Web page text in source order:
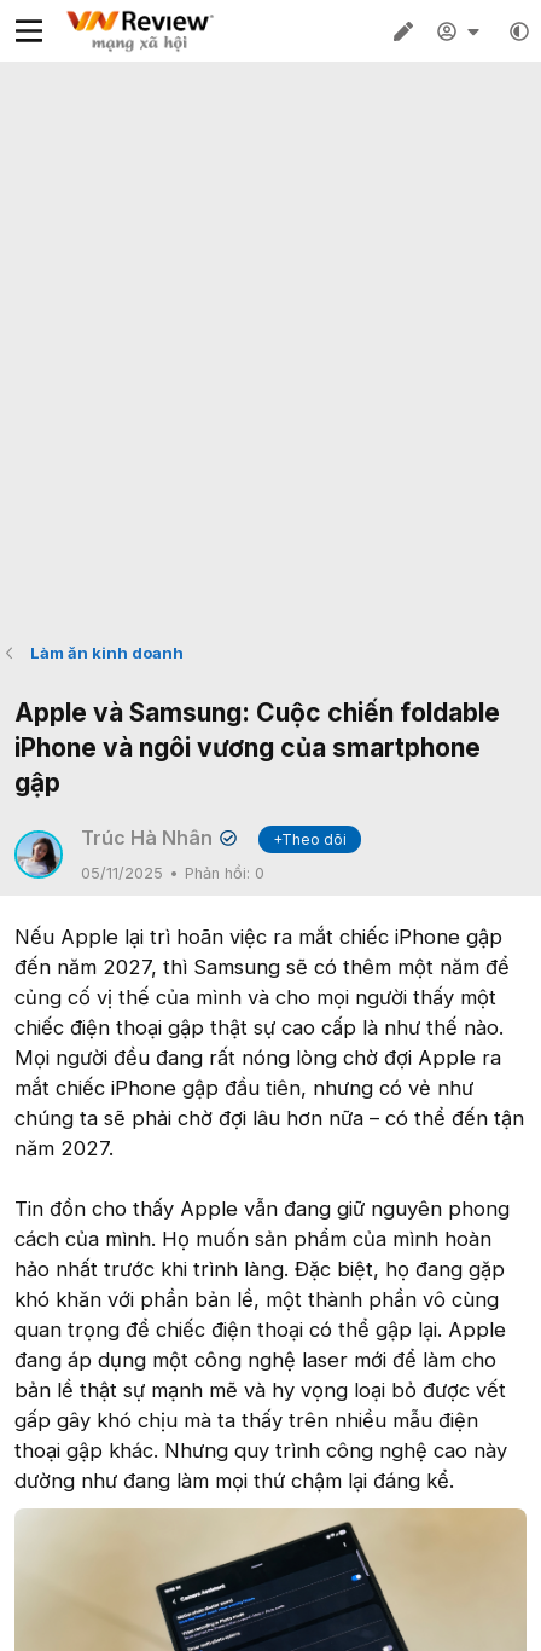
Làm ăn kinh doanh
Apple và Samsung: Cuộc chiến foldable
iPhone và ngôi vương của smartphone
gập
Trúc Hà Nhân ✔
+Theo dõi
05/11/2025
Phản hồi: 0
Nếu Apple lại trì hoãn việc ra mắt chiếc iPhone gập
đến năm 2027, thì Samsung sẽ có thêm một năm để
củng cố vị thế của mình và cho mọi người thấy một
chiếc điện thoại gập thật sự cao cấp là như thế nào.
Mọi người đều đang rất nóng lòng chờ đợi Apple ra
mắt chiếc iPhone gập đầu tiên, nhưng có vẻ như
chúng ta sẽ phải chờ đợi lâu hơn nữa – có thể đến tận
năm 2027.
Tin đồn cho thấy Apple vẫn đang giữ nguyên phong
cách của mình. Họ muốn sản phẩm của mình hoàn
hảo nhất trước khi trình làng. Đặc biệt, họ đang gặp
khó khăn với phần bản lề, một thành phần vô cùng
quan trọng để chiếc điện thoại có thể gập lại. Apple
đang áp dụng một công nghệ laser mới để làm cho
bản lề thật sự mạnh mẽ và hy vọng loại bỏ được vết
gấp gây khó chịu mà ta thấy trên nhiều mẫu điện
thoại gập khác. Nhưng quy trình công nghệ cao này
dường như đang làm mọi thứ chậm lại đáng kể.